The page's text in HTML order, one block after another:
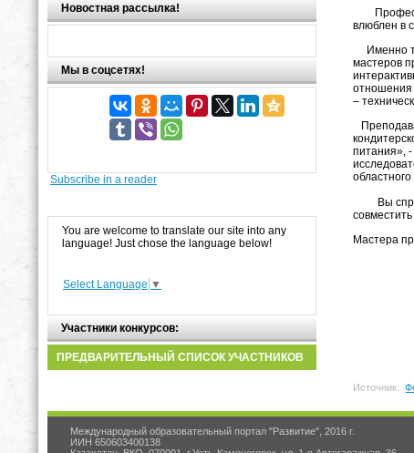
Новостная рассылка!
Мы в соцсетях!
Subscribe in a reader
You are welcome to translate our site into any
language! Just chose the language below!
Select Language ▼
Участники конкурсов:
ПРЕДВАРИТЕЛЬНЫЙ СПИСОК УЧАСТНИКОВ
влюблен в
Именно
мастеров
отношения
–
питания»,
Вы
Мастера
Источник:
Международный образовательный портал "Развитие", 2016 г.
ИИН 650603400138